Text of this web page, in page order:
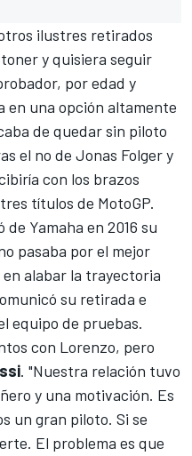
ilustres retirados
y quisiera seguir
por edad y
en una opción altamente
de quedar sin piloto
el no de Jonas Folgery
con los brazos
títulos de MotoGP.
Yamaha en 2016 su
pasaba por el mejor
alabar la trayectoria
su retirada e
equipo de pruebas.
con Lorenzo, pero
. "Nuestra relación tuvo
y una motivación. Es
un gran piloto. Si se
El problema es que